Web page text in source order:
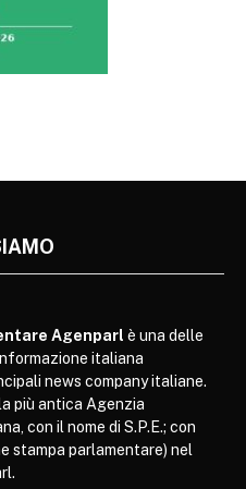
Agenparl è una delle
italiana
news company italiane.
più antica Agenzia
con il nome di S.P.E.; con
stampa parlamentare) nel